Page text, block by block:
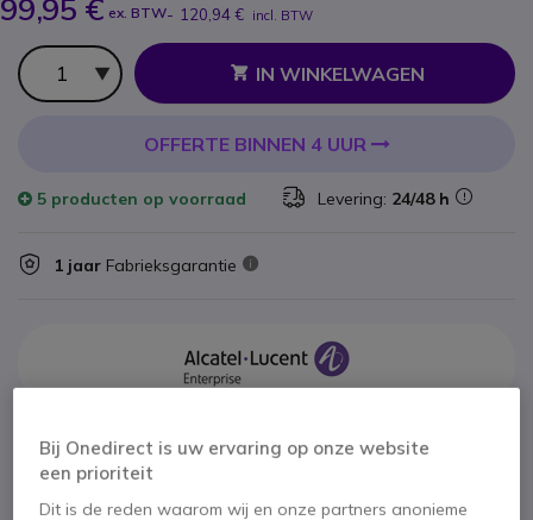
99,95 € ex. BTW- 120,94 € incl. BTW
Aantal
IN WINKELWAGEN
OFFERTE BINNEN 4 UUR
5 producten op voorraad Levering: 24/48 h
1 jaar Fabrieksgarantie
IP Verbinding
Bij Onedirect is uw ervaring op onze website
een prioriteit
Dit is de reden waarom wij en onze partners anonieme